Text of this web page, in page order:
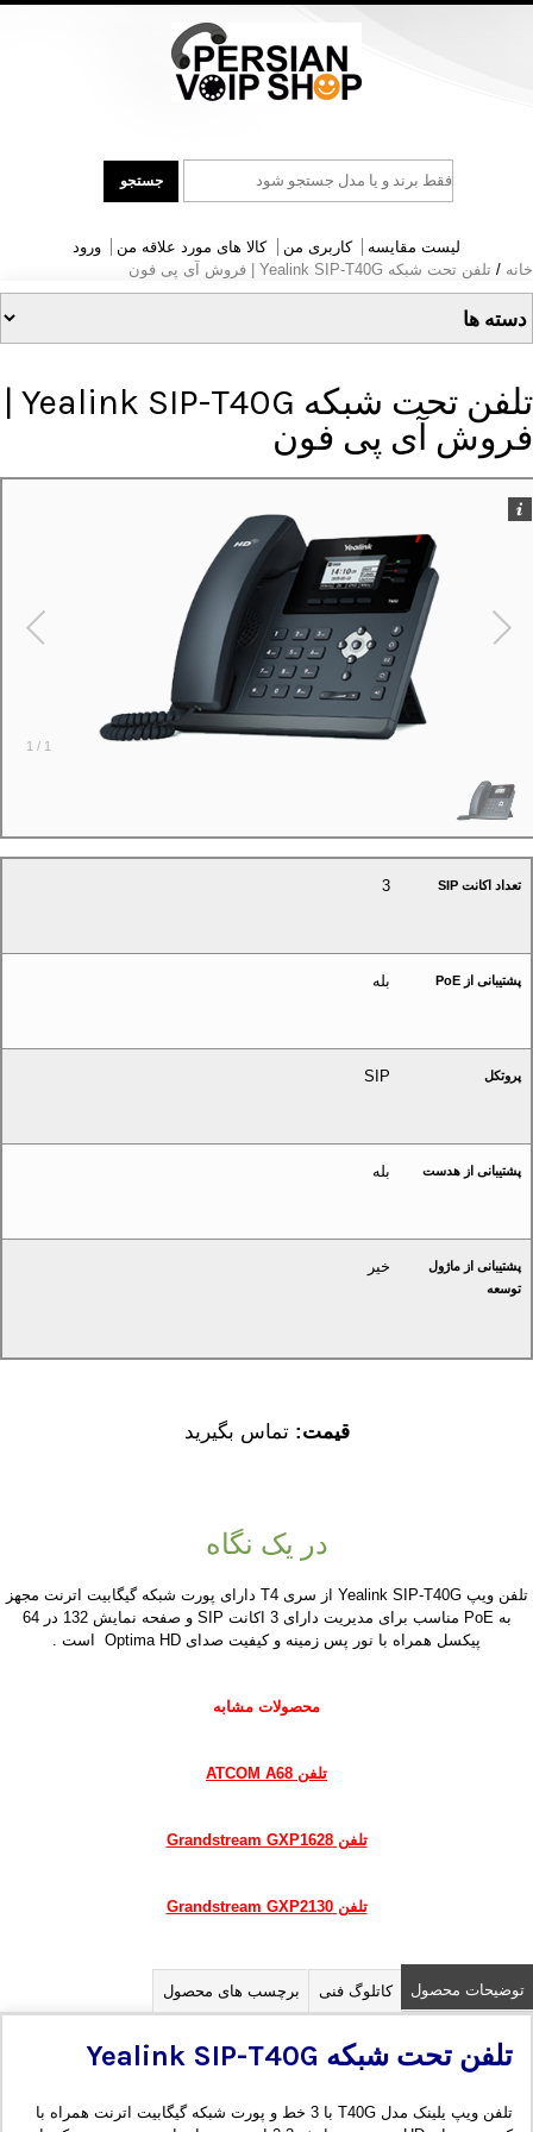
جست
و
جستجو
لیست مقایسه کاربری من کالا های مورد علاقه من
ورود
خانه / تلفن تحت شبکه Yealink SIP-T40G | فروش آی پی فون
تلفن تحت شبکه Yealink SIP-T40G |
فروش آی پی فون
1
/
1
تعداد اکانت SIP 3
پشتیبانی از PoE بله
پروتکل SIP
پشتیبانی از هدست بله
پشتیبانی از ماژول
توسعه
خیر
قیمت:تماس بگیرید
در یک نگاه
تلفن ویپ Yealink SIP-T40G از سری T4 دارای پورت شبکه گیگابیت اترنت مجهز
به PoE مناسب برای مدیریت دارای 3 اکانت SIP و صفحه نمایش 132 در 64
پیکسل همراه با نور پس زمینه و کیفیت صدای Optima HD است .
محصولات مشابه
تلفن ATCOM A68
تلفن Grandstream GXP1628
تلفن Grandstream GXP2130
توضیحات محصول کاتلوگ فنی برچسب های محصول
تلفن تحت شبکه Yealink SIP-T40G
تلفن ویپ یلینک مدل T40G با 3 خط و پورت شبکه گیگابیت اترنت همراه با